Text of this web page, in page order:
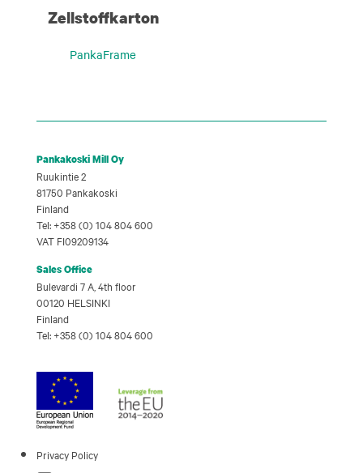
Zellstoffkarton
PankaFrame
Pankakoski Mill Oy
Ruukintie 2
81750 Pankakoski
Finland
Tel: +358 (0) 104 804 600
VAT FI09209134
Sales Office
Bulevardi 7 A, 4th floor
00120 HELSINKI
Finland
Tel: +358 (0) 104 804 600
Privacy Policy